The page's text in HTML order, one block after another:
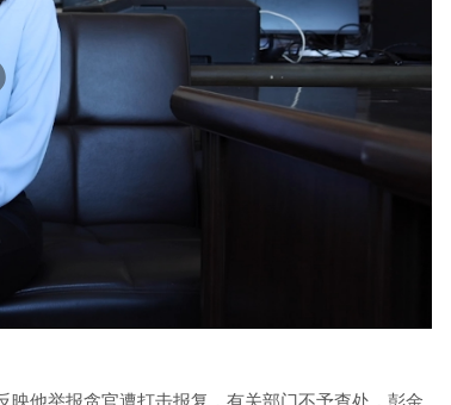
他举报贪官遭打击报复，有关部门不予查处，彭金